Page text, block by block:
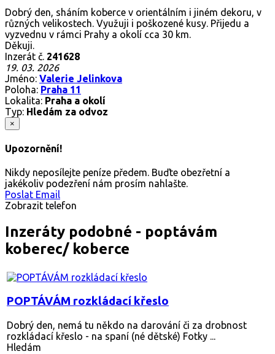
Dobrý den, sháním koberce v orientálním i jiném dekoru, v
různých velikostech. Využuji i poškozené kusy. Přijedu a
vyzvednu v rámci Prahy a okolí cca 30 km.
Děkuji.
Inzerát č. 241628
19. 03. 2026
Jméno: Valerie Jelinkova
Poloha: Praha 11
Lokalita: Praha a okolí
Typ: Hledám za odvoz
×
Upozornění!
Nikdy neposílejte peníze předem. Buďte obezřetní a
jakékoliv podezření nám prosím nahlašte.
Poslat Email
Zobrazit telefon
Inzeráty podobné - poptávám
koberec/ koberce
POPTÁVÁM rozkládací křeslo
Dobrý den, nemá tu někdo na darování či za drobnost
rozkládací křeslo - na spaní (né dětské) Fotky ...
Hledám